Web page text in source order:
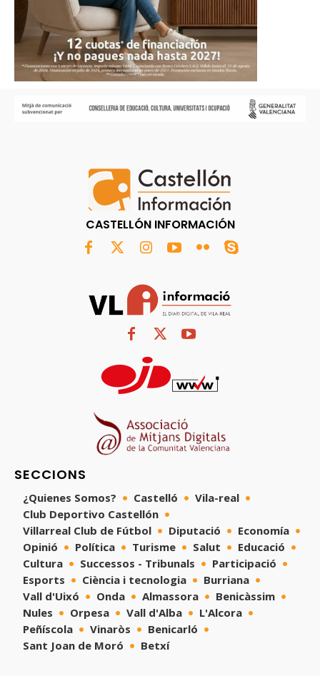
CASTELLÓN INFORMACIÓN
SECCIONS
¿Quienes Somos? Castelló
Vila-real
Club Deportivo Castellón
Villarreal Club de Fútbol
Diputació
Economía
Opinió
Política Turisme Salut
Educació
Cultura
Successos - Tribunals
Participació
Esports
Ciència i tecnologia
Burriana
Vall d'Uixó
Onda Almassora
Benicàssim
Nules
Orpesa Vall d'Alba
L'Alcora
Peñíscola
Vinaròs
Benicarló
Sant Joan de Moró
Betxí